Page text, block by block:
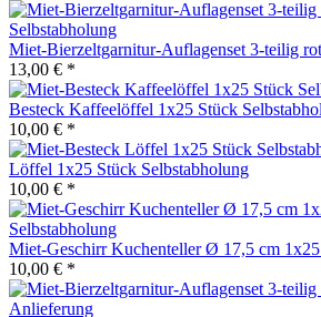
Miet-Bierzeltgarnitur-Auflagenset 3-teilig
13,00 € *
Besteck Kaffeelöffel 1x25 Stück
10,00 € *
Löffel 1x25 Stück Selbstabholung
10,00 € *
Miet-Geschirr Kuchenteller Ø 17,5 cm
10,00 € *